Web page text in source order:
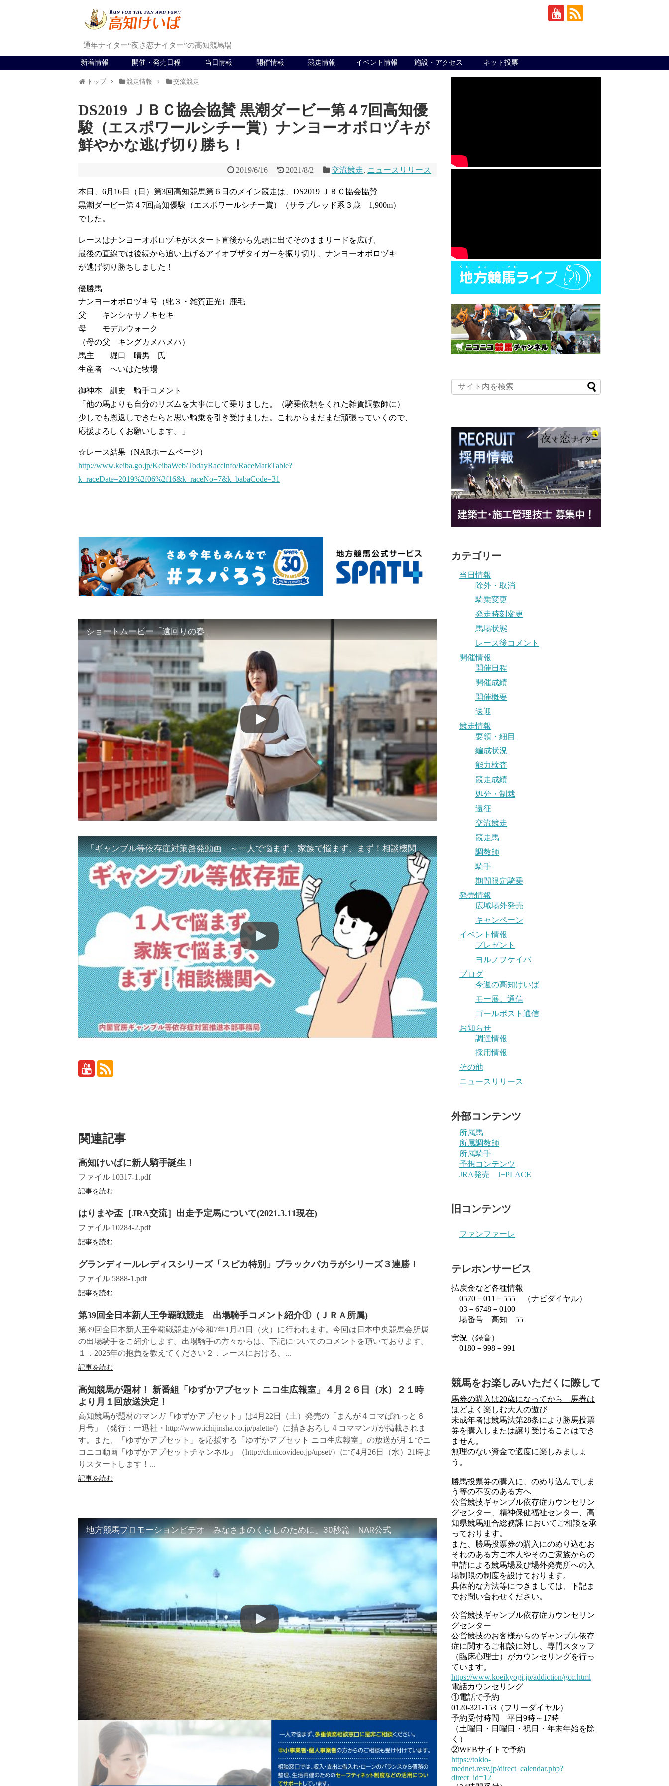
通年ナイター“夜さ恋ナイター”の高知競馬場
新着情報 開催・発売日程 当日情報 開催情報 競走情報 イベント情報 施設・アクセス ネット投票
トップ 競走情報 交流競走
DS2019 ＪＢＣ協会協賛 黒潮ダービー第４7回高知優
駿（エスポワールシチー賞）ナンヨーオボロヅキが
鮮やかな逃げ切り勝ち！
2019/6/16 2021/8/2 交流競走, ニュースリリース
本日、6月16日（日）第3回高知競馬第６日のメイン競走は、DS2019 ＪＢＣ協会協賛
黒潮ダービー第４7回高知優駿（エスポワールシチー賞）（サラブレッド系３歳 1,900m）
でした。
レースはナンヨーオボロヅキがスタート直後から先頭に出てそのままリードを広げ、
最後の直線では後続から追い上げるアイオブザタイガーを振り切り、ナンヨーオボロヅキ
が逃げ切り勝ちしました！
優勝馬
ナンヨーオボロヅキ号（牝３・雑賀正光）鹿毛
父 キンシャサノキセキ
母 モデルウォーク
（母の父 キングカメハメハ）
馬主 堀口 晴男 氏
生産者 へいはた牧場
御神本 訓史 騎手コメント
「他の馬よりも自分のリズムを大事にして乗りました。（騎乗依頼をくれた雑賀調教師に）
少しでも恩返しできたらと思い騎乗を引き受けました。これからまだまだ頑張っていくので、
応援よろしくお願いします。」
☆レース結果（NARホームページ）
http://www.keiba.go.jp/KeibaWeb/TodayRaceInfo/RaceMarkTable?
k_raceDate=2019%2f06%2f16&k_raceNo=7&k_babaCode=31
ショートムービー「遠回りの春」
「ギャンブル等依存症対策啓発動画 ～一人で悩まず、家族で悩まず、まず！相談機関へ～」
関連記事
高知けいばに新人騎手誕生！
ファイル 10317-1.pdf
記事を読む
はりまや盃［JRA交流］出走予定馬について(2021.3.11現在)
ファイル 10284-2.pdf
記事を読む
グランディールレディスシリーズ「スピカ特別」ブラックバカラがシリーズ３連勝！
ファイル 5888-1.pdf
記事を読む
第39回全日本新人王争覇戦競走 出場騎手コメント紹介①（ＪＲＡ所属)
第39回全日本新人王争覇戦競走が令和7年1月21日（火）に行われます。今回は日本中央競馬会所属
の出場騎手をご紹介します。出場騎手の方々からは、下記についてのコメントを頂いております。
１．2025年の抱負を教えてください２．レースにおける、...
記事を読む
高知競馬が題材！ 新番組「ゆずかアプセット ニコ生広報室」４月２６日（水）２１時
より月１回放送決定！
高知競馬が題材のマンガ「ゆずかアプセット」は4月22日（土）発売の「まんが４コマぱれっと６
月号」（発行：一迅社・http://www.ichijinsha.co.jp/palette/）に描きおろし４コママンガが掲載されま
す。また、「ゆずかアプセット」を応援する「ゆずかアプセット ニコ生広報室」の放送が月１でニ
コニコ動画「ゆずかアプセットチャンネル」（http://ch.nicovideo.jp/upset/）にて4月26日（水）21時よ
りスタートします！...
記事を読む
地方競馬プロモーションビデオ「みなさまのくらしのために」30秒篇｜NAR公式
カテゴリー
当日情報
除外・取消
騎乗変更
発走時刻変更
馬場状態
レース後コメント
開催情報
開催日程
開催成績
開催概要
送迎
競走情報
要領・細目
編成状況
能力検査
競走成績
処分・制裁
遠征
交流競走
競走馬
調教師
騎手
期間限定騎乗
発売情報
広域場外発売
キャンペーン
イベント情報
プレゼント
ヨルノヲケイバ
ブログ
今週の高知けいば
モー展。通信
ゴールポスト通信
お知らせ
調達情報
採用情報
その他
ニュースリリース
外部コンテンツ
所属馬
所属調教師
所属騎手
予想コンテンツ
JRA発売 J−PLACE
旧コンテンツ
ファンファーレ
テレホンサービス
払戻金など各種情報
0570－011－555 （ナビダイヤル）
03－6748－0100
場番号 高知 55
実況（録音）
0180－998－991
競馬をお楽しみいただくに際して
馬券の購入は20歳になってから 馬券は
ほどよく楽しむ大人の遊び
未成年者は競馬法第28条により勝馬投票
券を購入しまたは譲り受けることはでき
ません。
無理のない資金で適度に楽しみましょ
う。
勝馬投票券の購入に、のめり込んでしま
う等の不安のある方へ
公営競技ギャンブル依存症カウンセリン
グセンター、精神保健福祉センター、高
知県競馬組合総務課 においてご相談を承
っております。
また、勝馬投票券の購入にのめり込むお
それのある方ご本人やそのご家族からの
申請による競馬場及び場外発売所への入
場制限の制度を設けております。
具体的な方法等につきましては、下記ま
でお問い合わせください。
公営競技ギャンブル依存症カウンセリン
グセンター
公営競技のお客様からのギャンブル依存
症に関するご相談に対し、専門スタッフ
（臨床心理士）がカウンセリングを行っ
ています。
https://www.koeikyogi.jp/addiction/gcc.html
電話カウンセリング
①電話で予約
0120-321-153（フリーダイヤル）
予約受付時間 平日9時～17時
（土曜日・日曜日・祝日・年末年始を除
く）
②WEBサイトで予約
https://tokio-
mednet.resv.jp/direct_calendar.php?
direct_id=12